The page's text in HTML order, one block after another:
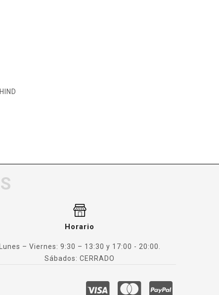
Horario
Lunes – Viernes: 9:30 – 13:30 y 17:00 - 20:00.
Sábados: CERRADO